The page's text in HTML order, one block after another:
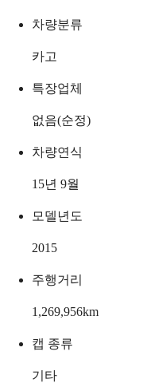
차량분류
카고
특장업체
없음(순정)
차량연식
15년 9월
모델년도
2015
주행거리
1,269,956km
캡 종류
기타